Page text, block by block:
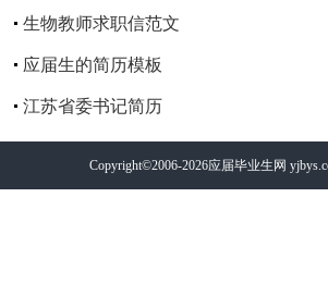
生物教师求职信范文
应届生的简历模板
江苏省委书记简历
Copyright©2006-2026应届毕业生网